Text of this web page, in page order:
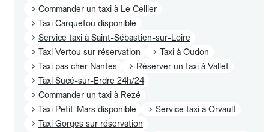
Commander un taxi à Le Cellier
Taxi Carquefou disponible
Service taxi à Saint-Sébastien-sur-Loire
Taxi Vertou sur réservation
Taxi à Oudon
Taxi pas cher Nantes
Réserver un taxi à Vallet
Taxi Sucé-sur-Erdre 24h/24
Commander un taxi à Rezé
Taxi Petit-Mars disponible
Service taxi à Orvault
Taxi Gorges sur réservation